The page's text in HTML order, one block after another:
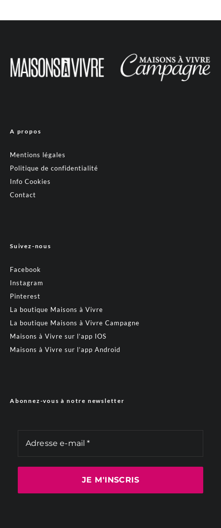
A propos
Mentions légales
Politique de confidentialité
Info Cookies
Contact
Suivez-nous
Facebook
Instagram
Pinterest
La boutique Maisons à Vivre
La boutique Maisons à Vivre Campagne
Maisons à Vivre sur l’app IOS
Maisons à Vivre sur l’app Android
Abonnez-vous à notre newsletter